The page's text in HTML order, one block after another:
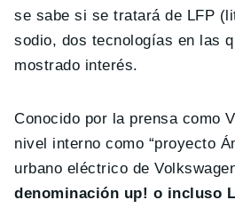
se sabe si se tratará de LFP
sodio, dos tecnologías en las
mostrado interés.
Conocido por la prensa como
nivel interno como “proyecto
urbano eléctrico de
denominación up! o incluso